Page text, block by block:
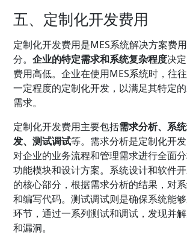
五、定制化开发费用
定制化开发费用是MES系统解决方案费
分。企业的特定需求和系统复杂程度决
费用高低。企业在使用MES系统时，往
一定程度的定制化开发，以满足其特定
需求。
定制化开发费用主要包括需求分析、系
发、测试调试等。需求分析是定制化开
对企业的业务流程和管理需求进行全面
功能模块和设计方案。系统设计和软件
的核心部分，根据需求分析的结果，对
和编写代码。测试调试则是确保系统能
环节，通过一系列测试和调试，发现并
和漏洞。